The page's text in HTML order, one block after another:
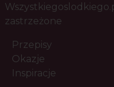
zastrzeżone
Przepisy
Okazje
Inspiracje